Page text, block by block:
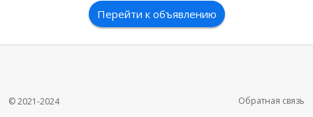
Перейти к объявлению
© 2021-2024 Обратная связь